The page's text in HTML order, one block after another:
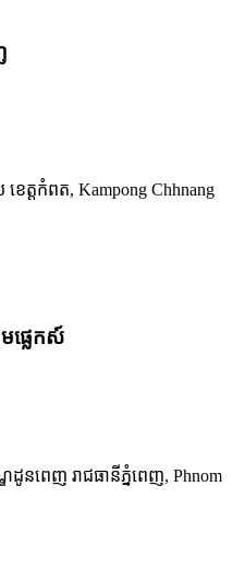
េត្តកំពត, Kampong Chhnang
ផ្លេកស៍
ដូនពេញ រាជធានីភ្នំពេញ, Phnom